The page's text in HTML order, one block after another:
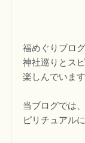
福めぐりブロ
神社巡りとス
楽しんでいます
当ブログでは
ピリチュアル